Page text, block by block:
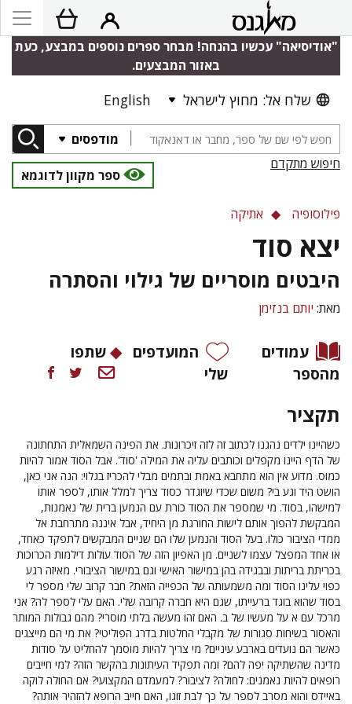
"אודיסיאה" עכשיו בהנחה! מבחר ספרים נוספים במבצע, כעת
באזור המבצעים.
שלח אל: מחוץ לישראל English
מודפסים
חיפוש מתקדם
ספר מקוון לדוגמא
פילוסופיה אתיקה
יצא סוד
היבטים מוסריים של גילוי והסתרה
מאת: יותם בנזימן
עמודים
מהספר
המועדפים
שלי
שתפו
תקציר
כשהיינו ילדים נהגנו לכתוב זה לזה זיכרונות. את הפינה השמאלית התחתונה
של הדף היינו מקפלים וכותבים עליה את המילה 'סוד'. אבל הסוד אמור להיות
כמוס. מדוע אין הוא מתחבא באמת ובתמים מבלי להכריז בגלוי: הנה אני כאן,
הושט היד וגע בי? משום שכדי שיוגדר כסוד צריך למלל אותו, לספר אותו
למישהו, בסוד. מי שמספר את הסוד כורת עם הנמען ברית של נאמנות,
המבקשת להפוך אותם לישות החורגת מן היחיד, אבל איננה מתרחבת אל
ממדי הציבור כולו. בעל הסוד והנמען שלו הם שניים המבקשים לתפקד כאחד,
או אחד המפצל עצמו לשניים. מן האפיון הזה של הסוד עולות דילמות הכרוכות
בכריתת בריתות ובבגידה בהן במישור האישי וגם במישור הציבורי. מאיזה רגע
כפוי עלינו הסוד ומה משמעותה של הכפייה הזאת? חבר קרוב שלי מספר לי
בסוד שהוא בוגד ברעייתו, שגם היא חברה קרובה שלי. האם עלי לספר לה? אני
מרכל עם א על מעשיו של ב. האם זהו מעשה בלתי מוסרי? מהם גבולות המותר
והאסור בשיחות סגורות של מקבלי החלטות בדרג הפוליטי? את מי הם מייצגים
כאשר הם נועדים בארבע עיניים? מי צריך להיות מוסמך להחליט על סודות
מדינה שהשתיקה יפה להם? ומה תפקיד העיתונות בהקשר הזה? למי חייבים
רופאים להיות נאמנים: לחולה? לציבור? למעמדם המקצועי? אם החולה לוקה
באיידס והוא מסרב לספר על כך לבת זוגו, האם חייב הרופא להזהיר אותה?